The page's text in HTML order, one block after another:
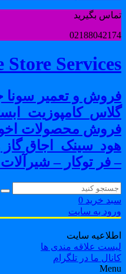
تماس بگیرید
02188042174
Services
فروش و تعمیر سونا
فروش محصولات
هود_سینک_اجاق
– فر توکار –
سبد خرید 0
ورود به سایت
اطلاعیه سایت
لیست علاقه مندی ها
کانال ما در تلگرام
Menu